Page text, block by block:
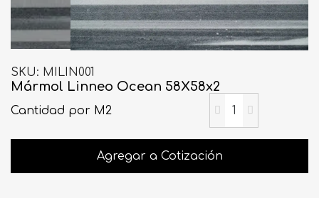
SKU MILIN001
Mármol Linneo Ocean 58X58x2
Cantidad por M2
Agregar a Cotización